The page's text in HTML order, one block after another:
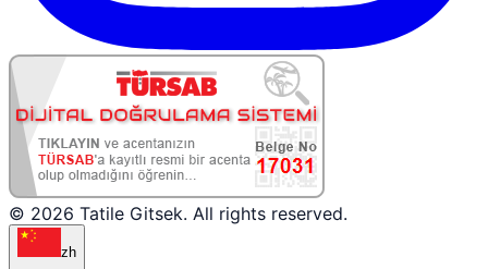
© 2026 Tatile Gitsek. All rights reserved.
zh